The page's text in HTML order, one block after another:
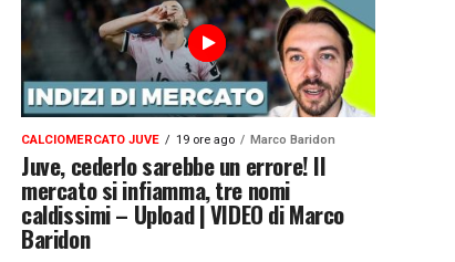
CALCIOMERCATO JUVE 19 ore ago Marco Baridon
Juve, cederlo sarebbe un errore! Il
mercato si infiamma, tre nomi
caldissimi – Upload | VIDEO di Marco
Baridon